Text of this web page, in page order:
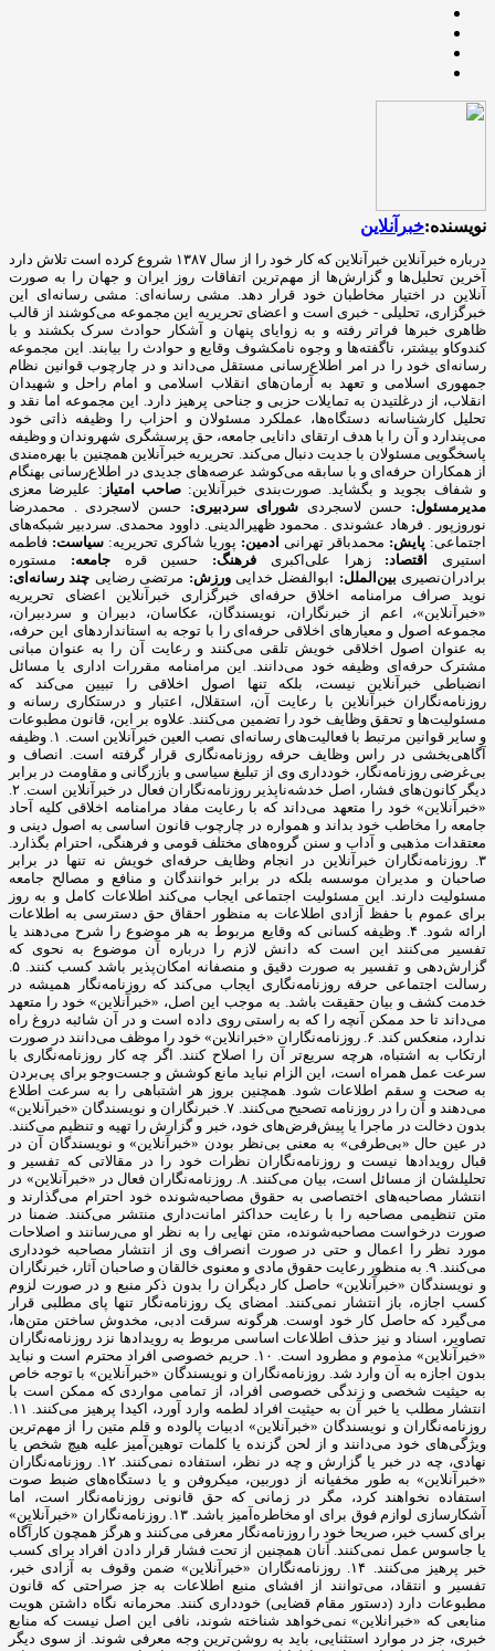
نویسنده:خبرآنلاین
درباره خبرآنلاین خبرآنلاین که کار خود را از سال ۱۳۸۷ شروع کرده است تلاش دارد
آخرین تحلیل‌ها و گزارش‌ها از مهم‌ترین اتفاقات روز ایران و جهان را به صورت
آنلاین در اختیار مخاطبان خود قرار دهد. مشی رسانه‌ای: مشی رسانه‌ای این
خبرگزاری، تحلیلی - خبری است و اعضای تحریریه این مجموعه می‌کوشند از قالب
ظاهری خبرها فراتر رفته و به زوایای پنهان و آشکار حوادث سرک بکشند و با
کندوکاو بیشتر، ناگفته‌ها و وجوه نامکشوف وقایع و حوادث را بیابند. این مجموعه
رسانه‌ای خود را در امر اطلاع‌رسانی مستقل می‌داند و در چارچوب قوانین نظام
جمهوری اسلامی و تعهد به آرمان‌های انقلاب اسلامی و امام راحل و شهیدان
انقلاب، از درغلتیدن به تمایلات حزبی و جناحی پرهیز دارد. این مجموعه اما نقد و
تحلیل کارشناسانه دستگاه‌ها، عملکرد مسئولان و احزاب را وظیفه ذاتی خود
می‌پندارد و آن را با هدف ارتقای دانایی جامعه، حق پرسشگری شهروندان و وظیفه
پاسخگویی مسئولان با جدیت دنبال می‌کند. تحریریه خبرآنلاین همچنین با بهره‌مندی
از همکاران حرفه‌ای و با سابقه می‌کوشد عرصه‌های جدیدی در اطلاع‌رسانی بهنگام
و شفاف بجوید و بگشاید. صورت‌بندی خبرآنلاین:صاحب امتیاز : علیرضا معزی
مدیرمسئول: حسن لاسجردی شورای سردبیری: حسن لاسجردی . محمدرضا
نوروزپور . فرهاد عشوندی . محمود ظهیرالدینی. داوود محمدی. سردبیر شبکه‌های
اجتماعی: پایش: محمدباقر تهرانی ادمین: پوریا شاکری تحریریه: سیاست: فاطمه
استیری اقتصاد: زهرا علی‌اکبری فرهنگ: حسین قرهجامعه: مستوره
برادران‌نصیری بین‌الملل: ابوالفضل خداییورزش: مرتضی رضایی چند رسانه‌ای:
نوید صراف مرامنامه اخلاق حرفه‌ای خبرگزاری خبرآنلاین اعضای تحریریه «خبرآنلاین»، اعم از خبرنگاران، نویسندگان، عکاسان، دبیران و سردبیران، مجموعه اصول و معیارهای اخلاقی حرفه‌ای را با توجه به استانداردهای ‌این حرفه، به عنوان اصول اخلاقی خویش تلقی می‌کنند و رعایت آن را به عنوان مبانی مشترک حرفه‌ای وظیفه خود می‌دانند. این مرامنامه مقررات اداری یا مسائل انضباطی خبرآنلاین نیست، بلکه تنها اصول اخلاقی را تبیین می‌کند که روزنامه‌نگاران خبرآنلاین با رعایت آن، استقلال، اعتبار و درستکاری رسانه و مسئولیت‌ها و تحقق وظایف خود را تضمین می‌کنند. علاوه بر این، قانون مطبوعات و سایر قوانین مرتبط با فعالیت‌های رسانه‌ای نصب العین خبرآنلاین است. ۱. وظیفه آگاهی‌بخشی در راس وظایف حرفه روزنامه‌نگاری قرار گرفته است. انصاف و بی‌غرضی روزنامه‌نگار، خودداری وی از تبلیغ سیاسی و بازرگانی و مقاومت در برابر دیگر کانون‌های فشار، اصل خدشه‌ناپذیر روزنامه‌نگاران فعال در خبرآنلاین است. ۲. «خبرآنلاین» خود را متعهد می‌داند که با رعایت مفاد مرامنامه اخلاقی کلیه آحاد جامعه را مخاطب خود بداند و همواره در چارچوب قانون اساسی به اصول دینی و معتقدات مذهبی و آداب و سنن گروه‌های مختلف قومی و فرهنگی، احترام بگذارد. ۳. روزنامه‌نگاران خبرآنلاین در انجام وظایف حرفه‌ای خویش نه تنها در برابر صاحبان و مدیران موسسه بلکه در برابر خوانندگان و منافع و مصالح جامعه مسئولیت دارند.‌ این مسئولیت اجتماعی‌ ایجاب می‌کند اطلاعات کامل و به روز برای عموم با حفظ آزادی اطلاعات به منظور احقاق حق دسترسی به اطلاعات ارائه شود. ۴. وظیفه کسانی که وقایع مربوط به هر موضوع را شرح می‌دهند یا تفسیر می‌کنند این است که دانش لازم را درباره آن موضوع به نحوی که گزارش‌دهی و تفسیر به صورت دقیق و منصفانه امکان‌پذیر باشد کسب کنند. ۵. رسالت اجتماعی حرفه روزنامه‌نگاری‌ ایجاب می‌کند که روزنامه‌نگار همیشه در خدمت کشف و بیان حقیقت باشد. به موجب ‌این اصل، «خبرآنلاین» خود را متعهد می‌داند تا حد ممکن آنچه را که به راستی روی داده است و در آن شائبه دروغ راه ندارد، منعکس کند. ۶. روزنامه‌نگاران «خبرانلاین» خود را موظف می‌دانند در صورت ارتکاب به اشتباه، هرچه سریع‌تر آن را اصلاح کنند. اگر چه کار روزنامه‌نگاری با سرعت عمل همراه است،‌ این الزام نباید مانع کوشش و جست‌وجو برای پی‌بردن به صحت و سقم اطلاعات شود. همچنین بروز هر اشتباهی را به سرعت اطلاع می‌دهند و آن را در روزنامه تصحیح می‌کنند. ۷. خبرنگاران و نویسندگان «خبرآنلاین» بدون دخالت در ماجرا یا پیش‌فرض‌های خود، خبر و گزارش را تهیه و تنظیم می‌کنند. در عین حال «بی‌طرفی» به معنی بی‌نظر بودن «خبرآنلاین» و نویسندگان آن در قبال رویدادها نیست و روزنامه‌نگاران نظرات خود را در مقالاتی که تفسیر و تحلیلشان از مسائل است، بیان می‌کنند. ۸. روزنامه‌نگاران فعال در «خبرآنلاین» در انتشار مصاحبه‌های اختصاصی به حقوق مصاحبه‌شونده خود احترام می‌گذارند و متن تنظیمی مصاحبه را با رعایت حداکثر امانت‌داری منتشر می‌کنند. ضمنا در صورت درخواست مصاحبه‌شونده، ‌متن نهایی را به نظر او می‌رسانند و اصلاحات مورد نظر را اعمال و حتی در صورت انصراف وی از انتشار مصاحبه خودداری می‌کنند. ۹. به منظور رعایت حقوق مادی و معنوی خالقان و صاحبان آثار، خبرنگاران و نویسندگان «خبرآنلاین» حاصل کار دیگران را بدون ذکر منبع و در صورت لزوم کسب اجازه، باز انتشار نمی‌کنند. امضای یک روزنامه‌نگار تنها پای مطلبی قرار می‌گیرد که حاصل کار خود اوست. هرگونه سرقت ادبی، مخدوش ساختن متن‌ها، تصاویر، اسناد و نیز حذف اطلاعات اساسی مربوط به رویدادها نزد روزنامه‌نگاران «خبرآنلاین» مذموم و مطرود است. ۱۰. حریم خصوصی افراد محترم است و نباید بدون اجازه به آن وارد شد. روزنامه‌نگاران و نویسندگان «خبرآنلاین» با توجه خاص به حیثیت شخصی و زندگی خصوصی افراد، از تمامی مواردی که ممکن است با انتشار مطلب یا خبر آن به حیثیت افراد لطمه وارد آورد، اکیدا پرهیز می‌کنند. ۱۱. روزنامه‌نگاران و نویسندگان «خبرآنلاین» ادبیات پالوده و قلم متین را از مهم‌ترین ویژگی‌های خود می‌دانند و از لحن گزنده یا کلمات توهین‌آمیز علیه هیچ شخص یا نهادی، چه در خبر یا گزارش و چه در نظر، استفاده نمی‌کنند. ۱۲. روزنامه‌نگاران «خبرآنلاین» به طور مخفیانه از دوربین، میکروفن و یا دستگاه‌های ضبط صوت استفاده نخواهند کرد، مگر در زمانی که حق قانونی روزنامه‌نگار است، اما آشکارسازی لوازم فوق برای او مخاطره‌آمیز باشد. ۱۳. روزنامه‌نگاران «خبرآنلاین» برای کسب خبر، صریحا خود را روزنامه‌نگار معرفی می‌کنند و هرگز همچون کارآگاه یا جاسوس عمل نمی‌کنند. آنان همچنین از تحت فشار قرار دادن افراد برای کسب خبر پرهیز می‌کنند. ۱۴. روزنامه‌نگاران «خبرآنلاین» ضمن وقوف به آزادی خبر، تفسیر و انتقاد، می‌توانند از افشای منبع اطلاعات به جز صراحتی که قانون مطبوعات دارد (دستور مقام قضایی) خودداری کنند. محرمانه نگاه داشتن هویت منابعی که «خبرانلاین» نمی‌خواهد شناخته شوند، نافی ‌این اصل نیست که منابع خبری، جز در موارد استثنایی، باید به روشن‌ترین وجه معرفی شوند. از سوی دیگر ممکن است ناشناس ماندن اظهارکننده یک مطلب برای او فرصتی غیرمنصفانه فراهم آورد تا علیه دیگران سخن بگوید. در این صورت «خبرآنلاین» از انتشار اظهارات علیه دیگران توسط منبعی که نامش فاش نشود، پرهیز می‌کند. ۱۵. اولین و مهم‌ترین دغدغه روزنامه‌نگاران «خبرآنلاین»، تلاش در جهت ارتقای سطح کیفی وکمی مطالب «خبرآنلاین» است.‌ این بدان معناست که توفیق «خبرآنلاین» در تهیه و انتشار اخبار و گزارش‌های دست اول نتیجه تلاش‌های بی‌وقفه روزنامه‌نگاران آن است. ۱۶. روزنامه‌نگاران «خبرآنلاین» به حق دسترسی به مطالب، اخبار و گزارش‌های جمع‌آوری شده واقفند و پیش از انتشار مطالب تهیه شده مبادرت به فروش، واگذاری و افشای بخشی یا تمام آن مطلب به افراد خارج از خبرآنلاین علی‌الخصوص رسانه های رقیب، دوستان و وابستگان نزدیک خود نخواهند کرد. آنان با آگاهی کامل از خط‌مشی و سیاست‌های کلی روزنامه، متعهدانه و وفادارانه در جهت پیشبرد ‌این اهداف گام برمی‌دارند. ۱۷. روزنامه‌نگاران «خبرآنلاین» نام و عنوان «خبرآنلاین» را مورد استفاده شخصی قرار نمی‌دهند. آنان کارت‌های خبرنگاری خود را تنها در مواقع کسب خبر و امور مرتبط با حرفه خود یا ورود به سازمان‌های دولتی یا خصوصی به کار می‌گیرند. ۱۸. اظهارنظر نسبت به شخصیت‌های مورد توجه مخاطبان از جمله هنرمندان و ورزشکاران در قالب گفت‌وگو و یا نوشته از سوی روزنامه‌نگاران نباید کیفیت محتوا را تا سرحد نشریات زرد پایین آورد. ۱۹. از آنجا که کسب اخبار دست اول و انتشار آن یکی از ویژگی‌های بارز رسانه‌هاست و ‌این فرآیند منجر به جذب مخاطب بیشتر برای یک رسانه می‌شود، روزنامه‌نگاران «خبرآنلاین»، تمامی رسانه‌های خبری دیگر اعم از رسانه‌های چاپی، الکترونیکی، تصویری و صوتی را که در جهت تضاد و یا حتی همسو با رسانه خود هستند رقیب حرفه‌ای می‌انگارند و بر ‌این اساس، همکاری و فعالیت با آنان (در هر سطحی) را بدون مشورت و صلاحدید حوزه سردبیری، مغایر با تعهدات اخلاقی و حرفه‌ای می‌دانند. ۲۰. ارائه هرگونه اطلاعات محرمانه داخلی و اداری خبرآنلاین مغایر با وجدان و مسئولیت اخلاقی و حرفه‌ای روزنامه‌نگاران در قبال مجموعه خبرآنلاین است. ۲۱. داشتن صفحات شخصی در فضای مجازی حق مسلم هر فرد است. روزنامه‌نگاران «خبرآنلاین» نیز ازاین قاعده مستثنی نیستند. مهم نیست که تا چه میزان تلاش می‌کنند مطالبشان متمایز از مطالب موجود در خبرآنلاین باشد؛ بلکه نکته‌ اینجاست که به‌ هر حال مخاطبان، آنها را به عنوان روزنامه‌نگاران «خبرآنلاین» می‌شناسند و دیدگاه‌ها و نظراتشان را مرتبط با خط‌مشی آن تلقی می‌کنند. با علم به‌ این موضوع، روزنامه‌نگاران «خبرآنلاین» هرگونه فعالیت مجازی، حضور در شبکه های اجتماعی و یا مصاحبه و سخنرانی بدون در نظر گرفتن صلاحدید خبرآنلاین را مغایر با وجدان اخلاقی و حرفه‌ای خود می‌دانند. ۲۲. روزنامه‌نگاران فعال در «خبرآنلاین» از نوشتن در مورد مسائلی که نفع مستقیم مادی برای آنها و وابستگانشان دارند، پرهیز می‌کنند. از اطلاعاتی که به واسطه شغلشان به دست می‌آورند برای کسب منافع مالی و اقتصادی استفاده نمی‌کنند و این اطلاعات را به‌ این منظور در اختیار بستگان یا دوستانشان قرار نمی‌دهند. ۲۳. هرگونه مشارکت و همکاری تعهدآور با سازمان‌های حوزه فعالیت خود (اعم از استخدام، همکاری پاره‌وقت، انجام پروژه‌های مشترک و ارائه مشاوره و غیره) از نظر روزنامه‌نگاران «خبرآنلاین» مورد پذیرش نیست. چرا که ‌این نوع وابستگی‌ها به سازمان‌هایی که تحت پوشش خبری ‌این رسانه قرار دارند، بدون شک دیدگاه‌ها و نظرات روزنامه‌نگاران را به مرور زمان تحت‌ تاثیر خود قرار می‌دهد و از بازده کاری آنان می‌کاهد. ۲۴. روزنامه‌نگاران فعال در «خبرآنلاین» در مورد پذیرش هدایایی که از طرف اشخاص یا سازمان‌ها و نهادها ارائه می‌شود احتیاط می‌کنند. هر هدیه‌ای که ‌این شائبه را به وجود ‌آورد که در قبال آن انتظار همدلی به هنگام تهیه مطلب وجود دارد فورا پس داده می‌شود. اگر به روزنامه‌نگاری مستقیما پیشنهاد همکاری در قبال دریافت هدیه ارائه شد، موضوع را به مدیران مجموعه اطلاع می‌دهد و چنین موضوعی ممکن است بنا به صلاحدید سردبیر به اطلاع خوانندگان برسد. در عین حال روزنامه‌نگاران فعال در «خبرانلاین» هدایای ارزان‌قیمتی را که با «حسن نیت» ارائه می‌شود با احترام می‌پذیرند. هدایای گران‌تر را محترمانه باز می‌گردانند یا در اختیار روزنامه قرار می‌دهند تا به مصارف عمومی برسد. جوایز و هدایای بزرگداشت رسمی روزنامه‌نگاری از ‌این قاعده مستثنی است. ۲۵. روزنامه‌نگاران فعال « خبرآنلاین» سفرهایی را که هزینه آن به عهده سازمان و نهاد خاصی است قبول نمی‌کنند مگر با اجازه روزنامه و در صورت مهم بودن اطلاعاتی که قرار است در سفر جمع‌آوری شود. تبیین مواضع خبرگزاری «خبرآنلاین»: چگونه اصولگرایانی هستیم؟ با توجه به دوقطبی موجود ،‌ ما به اصولگرایان تعلق داریم و بدیهی است به اصول مشترک، باورمند و ملتزمیم که به دلیل رعایت اختصار از شرح آن صرف نظر می شود . آن چه در زیر می آید ما را از سایر جریان ها بویژه جریان غیر اصولگرایی متمایز می سازد؛ در عین حال با عنایت به گستردگی طیف اصولگرایی ، به برخی تفاوت برداشت های ما با سایر عزیزانی که در این طیف تعریف می شوند اشاره شده است: ۱. اصول مشترک جبهه اصولگرایان اعتقاد و التزام به اسلام ، انقلاب ، نظام ، امام و رهبری است. هر جریان یا فردی که به این اصول واقعا معتقد و ملتزم باشد و قرائت او از این اصول براساس قرائت رهبری باشد ، اصولگراست ، هر چند درسایر مسائل دارای سلوک، نظرات و سلیقه های متفاوتی باشد . به عبارت بهتر ، نقطه کانونی همه اصولگرایان، بینش واحد است و تمایزات آنها فقط در روش و منش نمود می یابد. ۲. پرده پوشی وکتمان انتقاد به همه دستگاه های کشور را، حتی آنهایی که توسط اصولگرایان اداره می شوند روا نمی دانیم و تمجیدات بی مبنا را ‌مصداق تعصب جاهلی قلمداد می کنیم. ۳. اتکای برخی سیاسیون به رسانه های فارسی زبان بیگانه علاوه برآن که نوعی توهین به رسانه های داخلی قلمداد می شود ،‌ مصداق حدیث خانواده را نزد غیربردن است. نباید فراموش کنیم اساس تاسیس رسانه های فارسی زبان توسط دولت های مخالف ایران ، فعالیت حرفه ای نیست و بنابراین یک عنصر هوشمند و دلسوز منافع ملی، تحت هیچ شرایطی، حتی بی مهری عامدانه ، بازیچه نمی شود و در این دام نمی افتد. ۴. معتقدیم می توان با افراد و افکارمخالف بود و مرزبندی داشت ولی در عین حال آنان را محترم شمرد. ادبیات دور از ادب را نشانه صراحت یا انقلابی گری نمی دانیم. ۵. بسنده کردن به افراد همجور را نوعی تعصب قبیله ای می شماریم که ضمنا کیان کشور را نیز به مخاطره افکند. بر همین منوال با خط کشی های سیاه و سفیدکه به رادیکالیسم دامن می زند موافق نیستیم. خود و